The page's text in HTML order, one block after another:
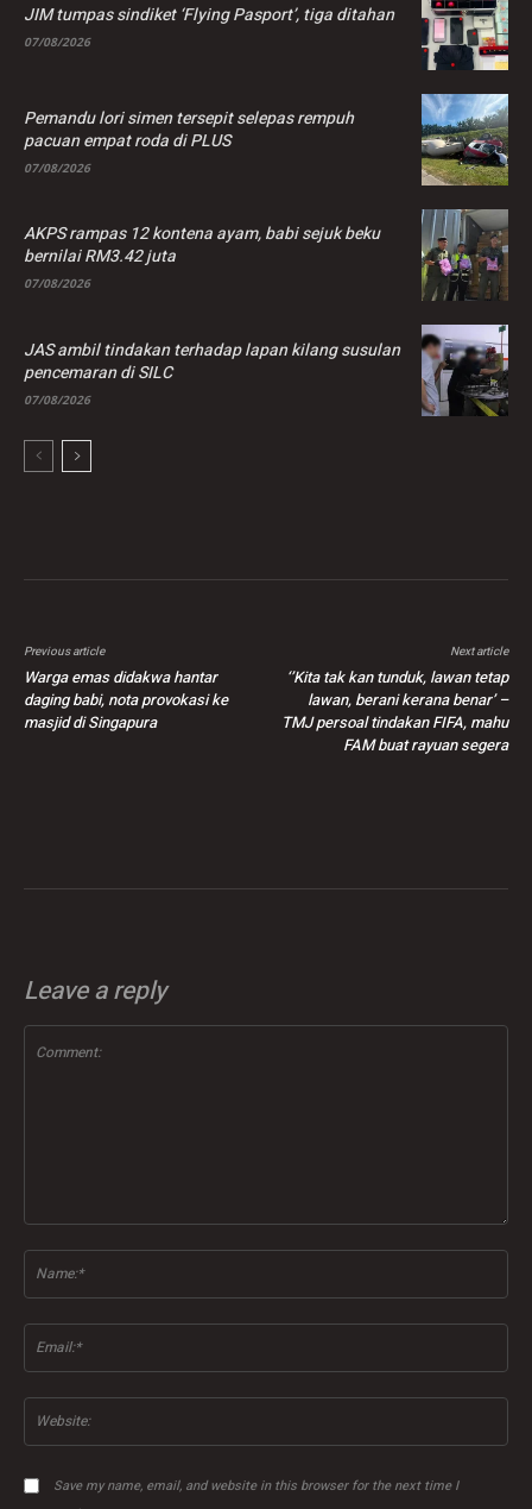
JIM tumpas sindiket ‘Flying Pasport’, tiga ditahan
07/08/2026
Pemandu lori simen tersepit selepas rempuh
pacuan empat roda di PLUS
07/08/2026
AKPS rampas 12 kontena ayam, babi sejuk beku
bernilai RM3.42 juta
07/08/2026
JAS ambil tindakan terhadap lapan kilang susulan
pencemaran di SILC
07/08/2026
Previous article
Warga emas didakwa hantar
daging babi, nota provokasi ke
masjid di Singapura
Next article
‘’Kita tak kan tunduk, lawan tetap
lawan, berani kerana benar’ –
TMJ persoal tindakan FIFA, mahu
FAM buat rayuan segera
Leave a reply
Save my name, email, and website in this browser for the next time I